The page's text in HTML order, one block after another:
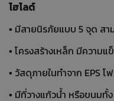
ไฮไลต์
▪ มีสายนิรภัยแบบ 5 จุด สา
▪ โครงสร้างเหล็ก มีความแ
▪ วัสดุภายในทำจาก EPS
▪ มีที่วางแก้วน้ำ หรือขนมทั้